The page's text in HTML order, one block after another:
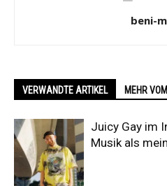
beni-
VERWANDTE ARTIKEL MEHR
Juicy Gay im
Musik als